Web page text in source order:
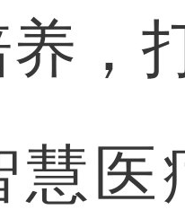
养，
慧